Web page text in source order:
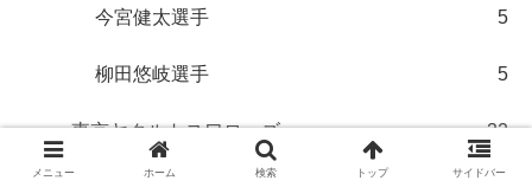
今宮健太選手 5
柳田悠岐選手 5
東京ヤクルトスワローズ 32
メニュー ホーム 検索 トップ サイドバー